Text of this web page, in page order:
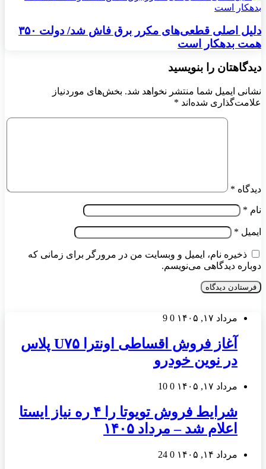
دلیل اصلی قطعی‌های مکرر برق فاش شد/ دولت ۳۵۰
همت بدهکار است
دیدگاهتان را بنویسید
نشانی ایمیل شما منتشر نخواهد شد. بخش‌های موردنیاز
علامت‌گذاری شده‌اند *
دیدگاه *
نام *
ایمیل *
ذخیره نام، ایمیل و وبسایت من در مرورگر برای زمانی که
دوباره دیدگاهی می‌نویسم.
مرداد ۱۷, ۱۴۰۵ 0
9
آغاز فروش اقساطی اونترا U۷۵ پلاس
در نوین خودرو
مرداد ۱۷, ۱۴۰۵ 0
10
شرایط فروش تویوتا را ۴ ره نیاز ایستا
اعلام شد – مرداد ۱۴۰۵
مرداد ۱۴, ۱۴۰۵ 0
24